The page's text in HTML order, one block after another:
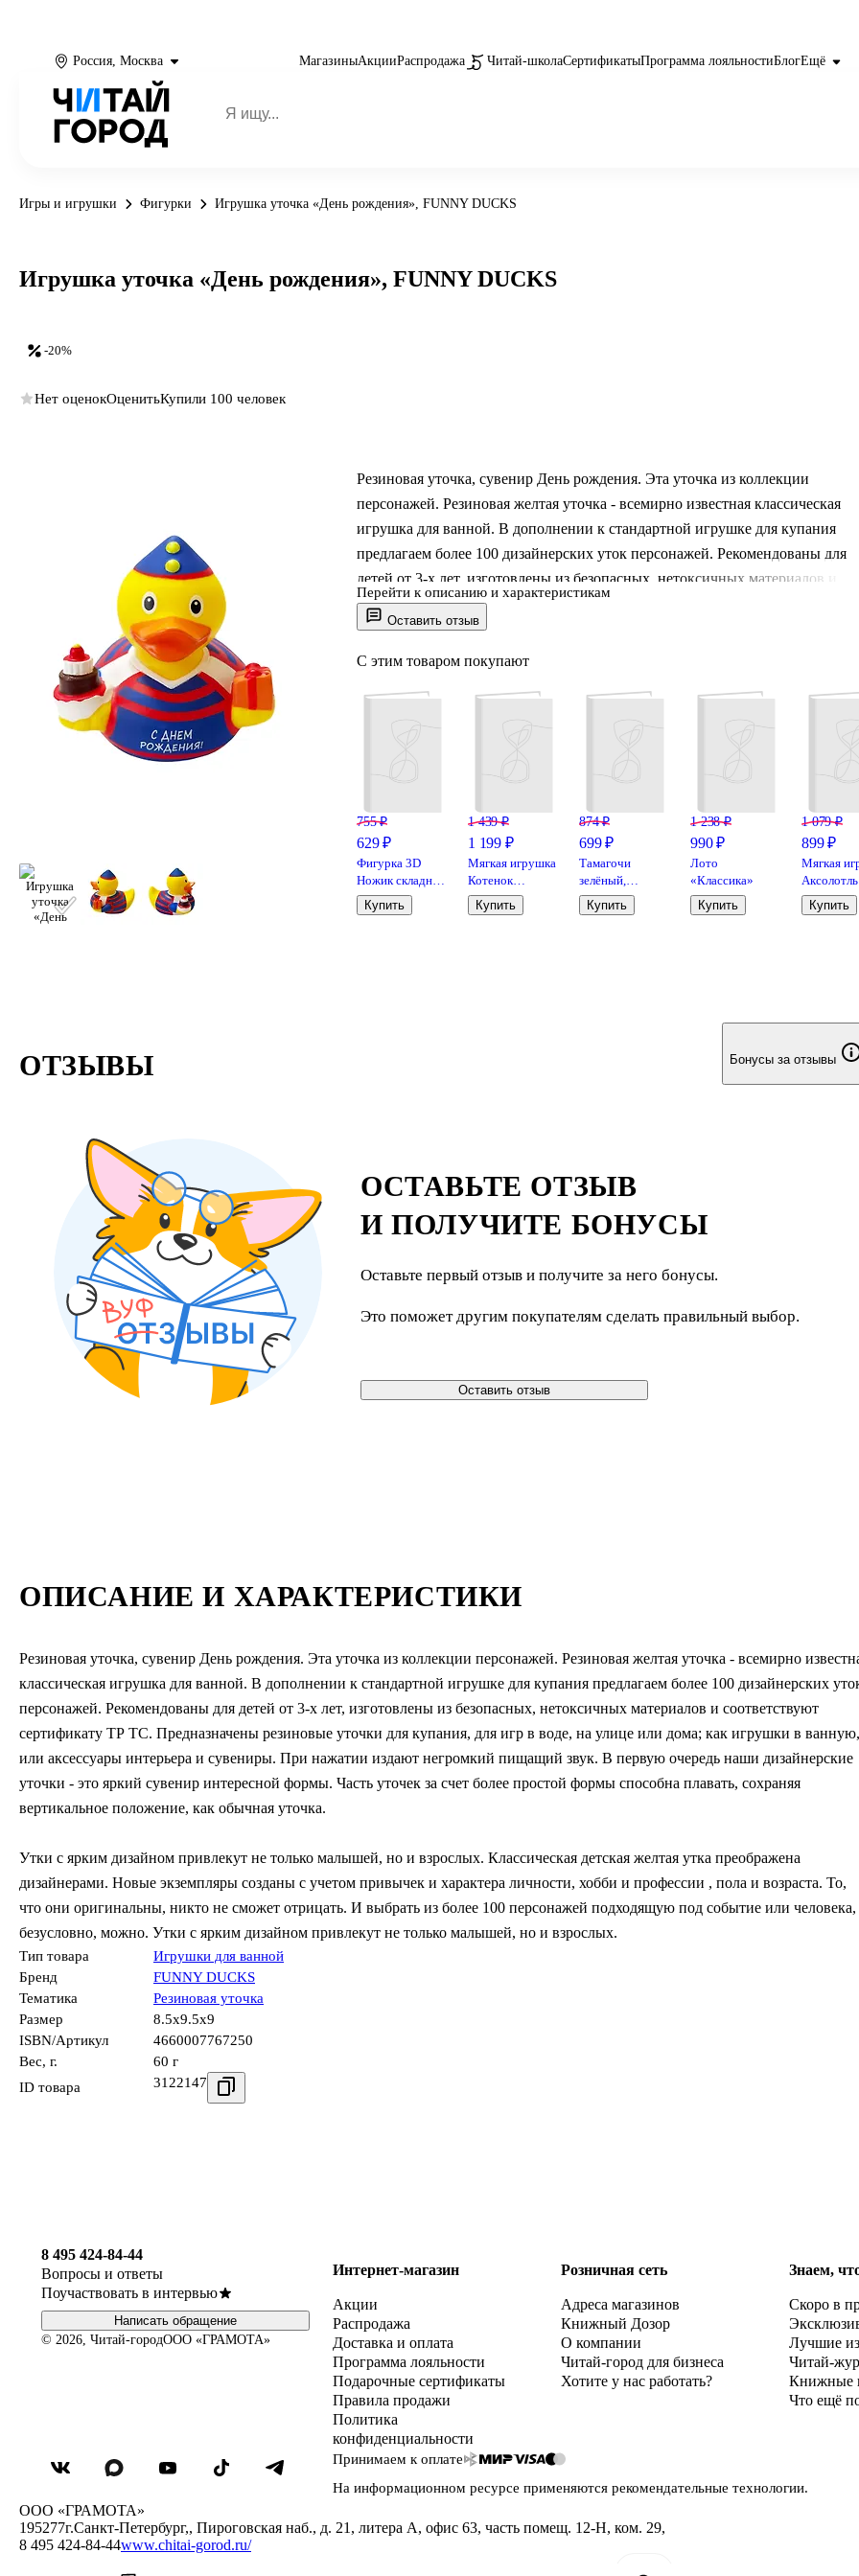
Россия, Москва МагазиныАкцииРаспродажа Читай-школаСертификатыПрограмма лояльностиБлогЕщё
Игры и игрушки Фигурки Игрушка уточка «День рождения», FUNNY DUCKS
Оставить отзыв
Резиновая уточка, сувенир День рождения. Эта уточка из коллекции
персонажей. Резиновая желтая уточка - всемирно известная классическая
игрушка для ванной. В дополнении к стандартной игрушке для купания
предлагаем более 100 дизайнерских уток персонажей. Рекомендованы для
детей от 3-х лет, изготовлены из безопасных, нетоксичных материалов и
соответствуют сертификату ТР ТС. Предназначены резиновые уточки для
купания, для игр в воде, на улице или дома; как игрушки в ванную, или
аксессуары интерьера и сувениры. При нажатии издают негромкий
сувенир интересной формы. Часть уточек за счет более простой формы
Перейти к описанию и характеристикам
С этим товаром покупают
755 ₽
629 ₽
Фигурка 3D
Ножик складной
(пластик) (8,5х4)
(43002999)
Купить
1 439 ₽
1 199 ₽
Мягкая игрушка
Котенок
бежевый (22 см)
Купить
874 ₽
699 ₽
Тамагочи
зелёный,
батарейки LR4G
2 штуки входят
Купить
1 238 ₽
990 ₽
Лото
«Классика»
Купить
1 079 ₽
899 ₽
Мягкая
Аксолотль
(20см)
Купить
-20%
Игрушка уточка «День рождения», FUNNY DUCKS
Нет оценокОценитьКупили 100 человек
ОПИСАНИЕ И ХАРАКТЕРИСТИКИ
Резиновая уточка, сувенир День рождения. Эта уточка из коллекции персонажей. Резиновая желтая уточка - всемирно
классическая игрушка для ванной. В дополнении к стандартной игрушке для купания предлагаем более 100 дизайнерских
персонажей. Рекомендованы для детей от 3-х лет, изготовлены из безопасных, нетоксичных материалов и соответствуют
сертификату ТР ТС. Предназначены резиновые уточки для купания, для игр в воде, на улице или дома; как игрушки в ванную,
или аксессуары интерьера и сувениры. При нажатии издают негромкий пищащий звук. В первую очередь наши дизайнерские
уточки - это яркий сувенир интересной формы. Часть уточек за счет более простой формы способна плавать, сохраняя
вертикальное положение, как обычная уточка.
Утки с ярким дизайном привлекут не только малышей, но и взрослых. Классическая детская желтая утка преображена
дизайнерами. Новые экземпляры созданы с учетом привычек и характера личности, хобби и профессии , пола и возраста. То,
что они оригинальны, никто не сможет отрицать. И выбрать из более 100 персонажей подходящую под событие или человека,
безусловно, можно. Утки с ярким дизайном привлекут не только малышей, но и взрослых.
Тип товара
Игрушки для ванной
Бренд
FUNNY DUCKS
Тематика
Резиновая уточка
Размер
8.5x9.5x9
ISBN/Артикул
4660007767250
Вес, г.
60 г
ID товара
3122147
ОТЗЫВЫ Бонусы за отзывы
ОСТАВЬТЕ ОТЗЫВ
И ПОЛУЧИТЕ БОНУСЫ
Оставьте первый отзыв и получите за него бонусы.
Это поможет другим покупателям сделать правильный выбор.
Оставить отзыв
8 495 424-84-44
Вопросы и ответы
Поучаствовать в интервью
Написать обращение
© 2026, Читай-городООО «ГРАМОТА»
Интернет-магазин
Акции
Распродажа
Доставка и оплата
Программа лояльности
Подарочные сертификаты
Правила продажи
Политика
конфиденциальности
Розничная сеть
Адреса магазинов
Книжный Дозор
О компании
Читай-город для бизнеса
Хотите у нас работать?
Знаем,
Скоро в
Лучшие
Читай-
Книжные
Что ещё
Принимаем к оплате
На информационном ресурсе применяются рекомендательные технологии.
ООО «ГРАМОТА»
195277г.Санкт-Петербург,, Пироговская наб., д. 21, литера А, офис 63, часть помещ. 12-Н, ком. 29,
8 495 424-84-44www.chitai-gorod.ru/